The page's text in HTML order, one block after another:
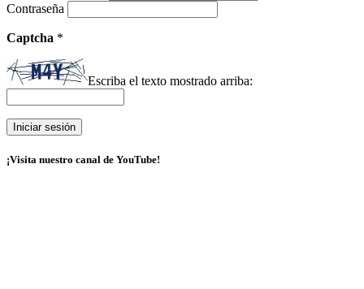
Contraseña
Captcha *
Escriba el texto mostrado arriba:
¡Visita nuestro canal de YouTube!